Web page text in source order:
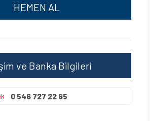
HEMEN AL
ve Banka Bilgileri
0 546 727 22 65